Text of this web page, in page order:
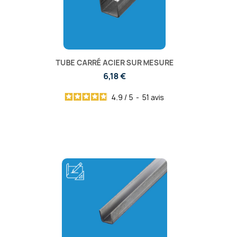
TUBE CARRÉ ACIER SUR MESURE
6,18 €
4.9 / 5 - 51 avis